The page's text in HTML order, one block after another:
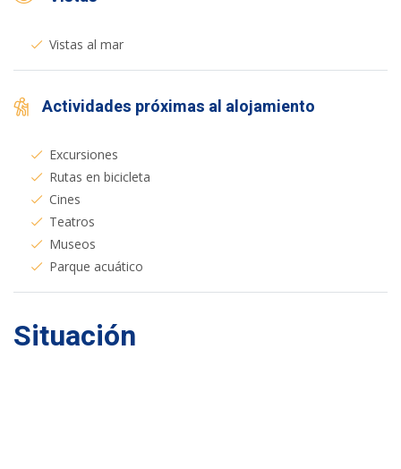
Vistas al mar
Actividades próximas al alojamiento
Excursiones
Rutas en bicicleta
Cines
Teatros
Museos
Parque acuático
Situación